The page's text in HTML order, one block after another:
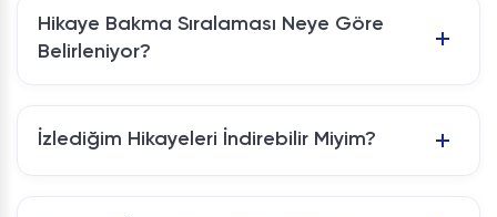
Hikaye Bakma Sıralaması Neye Göre
Belirleniyor?
İzlediğim Hikayeleri İndirebilir Miyim?